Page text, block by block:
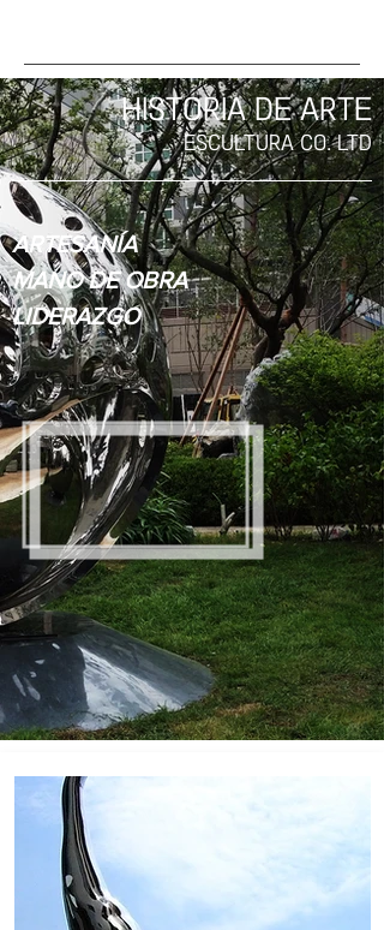
HISTORIA DE ARTE
ESCULTURA CO. LTD
ARTESANÍA
MANO DE OBRA
LIDERAZGO